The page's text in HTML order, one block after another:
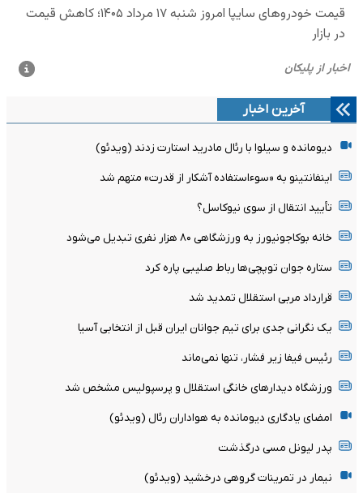
آخرین اخبار
دیومانده و سیلوا با رئال مادرید استارت زدند (ویدئو)
اینفانتینو به «سوءاستفاده آشکار از قدرت» متهم شد
تأیید انتقال از سوی نیوکاسل؟
خانه بوکاجونیورز به ورزشگاهی ۸۰ هزار نفری تبدیل می‌شود
ستاره جوان توپچی‌ها رباط صلیبی پاره کرد
قرارداد مربی استقلال تمدید شد
یک نگرانی جدی برای تیم جوانان ایران قبل از انتخابی آسیا
رئیس فیفا زیر فشار، تنها نمی‌ماند
ورزشگاه دیدارهای خانگی استقلال و پرسپولیس مشخص شد
امضای یادگاری دیومانده به هواداران رئال (ویدئو)
پدر لیونل مسی درگذشت
نیمار در تمرینات گروهی درخشید (ویدئو)